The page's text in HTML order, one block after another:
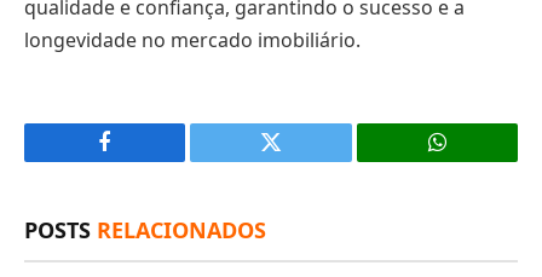
qualidade e confiança, garantindo o sucesso e a
longevidade no mercado imobiliário.
Facebook
X
POSTS RELACIONADOS